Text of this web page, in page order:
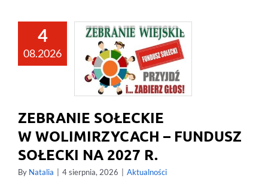
4
08.2026
ZEBRANIE SOŁECKIE
W WOLIMIRZYCACH – FUNDUSZ
SOŁECKI NA 2027 R.
By Natalia 4 sierpnia, 2026 Aktualności